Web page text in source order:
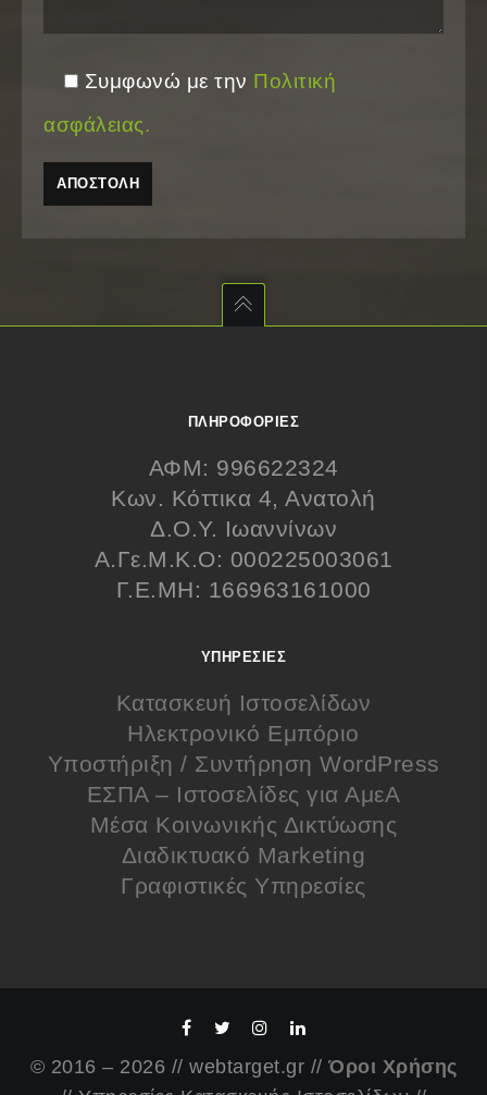
Συμφωνώ με την Πολιτική
ασφάλειας.
ΠΛΗΡΟΦΟΡΊΕΣ
ΑΦΜ: 996622324
Κων. Κόττικα 4, Ανατολή
Δ.Ο.Υ. Ιωαννίνων
Α.Γε.Μ.Κ.Ο: 000225003061
Γ.Ε.ΜΗ: 166963161000
ΥΠΗΡΕΣΊΕΣ
Κατασκευή Ιστοσελίδων
Ηλεκτρονικό Εμπόριο
Υποστήριξη / Συντήρηση WordPress
ΕΣΠΑ – Ιστοσελίδες για ΑμεΑ
Μέσα Κοινωνικής Δικτύωσης
Διαδικτυακό Marketing
Γραφιστικές Υπηρεσίες
© 2016 – 2026 // webtarget.gr // Όροι Χρήσης